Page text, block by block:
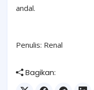
andal.
Penulis: Renal
Bagikan: